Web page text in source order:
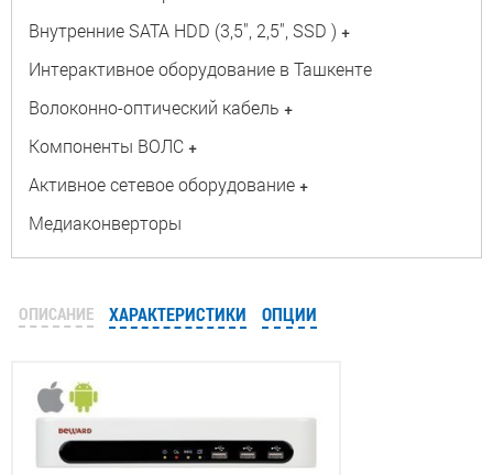
Внутренние SATA HDD (3,5", 2,5", SSD ) +
Интерактивное оборудование в Ташкенте
Волоконно-оптический кабель +
Компоненты ВОЛС +
Активное сетевое оборудование +
Медиаконверторы
ОПИСАНИЕ ХАРАКТЕРИСТИКИ ОПЦИИ